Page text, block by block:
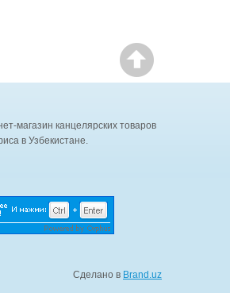
магазин канцелярских товаров
в Узбекистане.
Сделано в Brand.uz